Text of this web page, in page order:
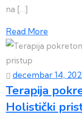
na […]
Read More
decembar 14,
Terapija
Holistički